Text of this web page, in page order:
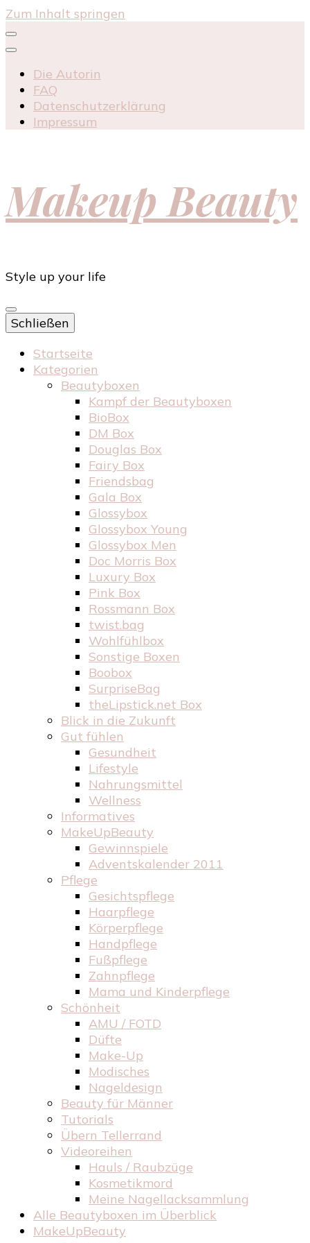
Zum Inhalt springen
Die Autorin
FAQ
Datenschutzerklärung
Impressum
Makeup Beauty
Style up your life
Schließen
Startseite
Kategorien
Beautyboxen
Kampf der Beautyboxen
BioBox
DM Box
Douglas Box
Fairy Box
Friendsbag
Gala Box
Glossybox
Glossybox Young
Glossybox Men
Doc Morris Box
Luxury Box
Pink Box
Rossmann Box
twist.bag
Wohlfühlbox
Sonstige Boxen
Boobox
SurpriseBag
theLipstick.net Box
Blick in die Zukunft
Gut fühlen
Gesundheit
Lifestyle
Nahrungsmittel
Wellness
Informatives
MakeUpBeauty
Gewinnspiele
Adventskalender 2011
Pflege
Gesichtspflege
Haarpflege
Körperpflege
Handpflege
Fußpflege
Zahnpflege
Mama und Kinderpflege
Schönheit
AMU / FOTD
Düfte
Make-Up
Modisches
Nageldesign
Beauty für Männer
Tutorials
Übern Tellerrand
Videoreihen
Hauls / Raubzüge
Kosmetikmord
Meine Nagellacksammlung
Alle Beautyboxen im Überblick
MakeUpBeauty